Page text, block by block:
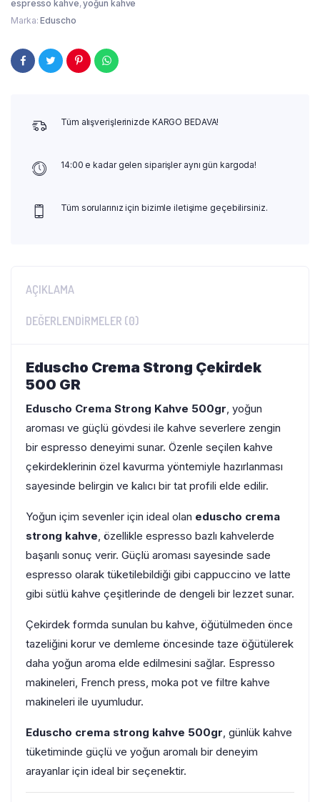
espresso kahve,yoğun kahve
Marka:Eduscho
Tüm alışverişlerinizde KARGO BEDAVA!
14:00 e kadar gelen siparişler aynı gün kargoda!
Tüm sorularınız için bizimle iletişime geçebilirsiniz.
AÇIKLAMA
DEĞERLENDIRMELER (0)
Eduscho Crema Strong Çekirdek
500 GR
Eduscho Crema Strong Kahve 500gr, yoğun
aroması ve güçlü gövdesi ile kahve severlere zengin
bir espresso deneyimi sunar. Özenle seçilen kahve
çekirdeklerinin özel kavurma yöntemiyle hazırlanması
sayesinde belirgin ve kalıcı bir tat profili elde edilir.
Yoğun içim sevenler için ideal olan eduscho crema
strong kahve, özellikle espresso bazlı kahvelerde
başarılı sonuç verir. Güçlü aroması sayesinde sade
espresso olarak tüketilebildiği gibi cappuccino ve latte
gibi sütlü kahve çeşitlerinde de dengeli bir lezzet sunar.
Çekirdek formda sunulan bu kahve, öğütülmeden önce
tazeliğini korur ve demleme öncesinde taze öğütülerek
daha yoğun aroma elde edilmesini sağlar. Espresso
makineleri, French press, moka pot ve filtre kahve
makineleri ile uyumludur.
Eduscho crema strong kahve 500gr, günlük kahve
tüketiminde güçlü ve yoğun aromalı bir deneyim
arayanlar için ideal bir seçenektir.